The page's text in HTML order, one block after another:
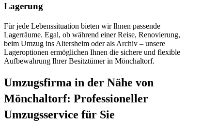
Lagerung
Für jede Lebenssituation bieten wir Ihnen passende
Lagerräume. Egal, ob während einer Reise, Renovierung,
beim Umzug ins Altersheim oder als Archiv – unsere
Lageroptionen ermöglichen Ihnen die sichere und flexible
Aufbewahrung Ihrer Besitztümer in Mönchaltorf.
Umzugsfirma in der Nähe von
Mönchaltorf: Professioneller
Umzugsservice für Sie